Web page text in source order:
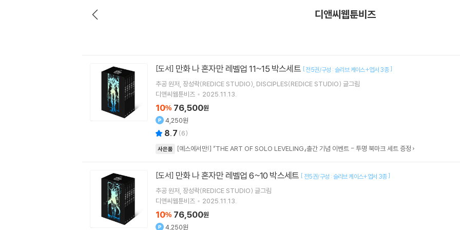
디앤씨웹툰비즈
[도서] 만화 나 혼자만 레벨업 11~15 박스세트 [전5권/구성 : 슬리브 케이스+엽서 3종]
추공원저 장성락(REDICE STUDIO) DISCIPLES(REDICE STUDIO) 글그림
디앤씨웹툰비즈
2025.11.13.
10% 76,500원
4,250원
8.7 (6)
사은품 [예스에서만!] 『THE ART OF SOLO LEVELING』출간 기념 이벤트 - 투명 북마크 세트 증정
[도서] 만화 나 혼자만 레벨업 6~10 박스세트 [ 전5권/구성 : 슬리브 케이스+엽서 3종]
추공원저 장성락(REDICE STUDIO) 글그림
디앤씨웹툰비즈
2025.11.13.
10% 76,500원
4,250원